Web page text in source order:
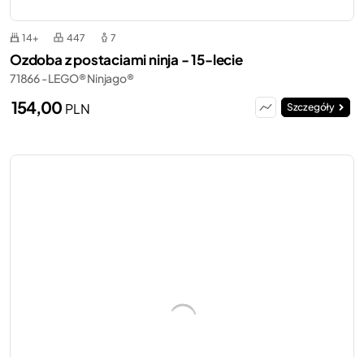
14+ 447 7
Ozdoba z postaciami ninja - 15-lecie
71866 - LEGO® Ninjago®
154,00 PLN Szczegóły